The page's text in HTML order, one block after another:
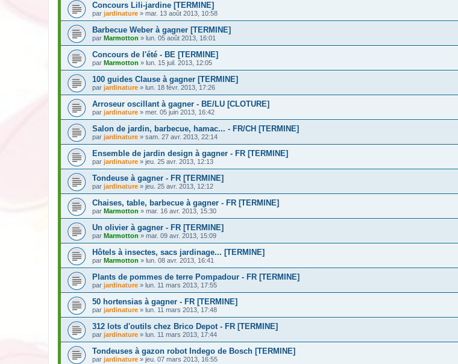
Concours Lili-jardine [TERMINE]
par jardinature » mar. 13 août 2013, 10:58
Barbecue Weber à gagner [TERMINE]
par Marmotton » lun. 05 août 2013, 16:01
Concours de l'été - BE [TERMINE]
par Marmotton » lun. 15 juil. 2013, 12:05
100 guides Clause à gagner [TERMINE]
par jardinature » lun. 18 févr. 2013, 17:26
Arroseur oscillant à gagner - BE/LU [CLOTURE]
par jardinature » mer. 05 juin 2013, 16:42
Salon de jardin, barbecue, hamac... - FR/CH [TERMINE]
par jardinature » sam. 27 avr. 2013, 22:14
Ensemble de jardin design à gagner - FR [TERMINE]
par jardinature » jeu. 25 avr. 2013, 12:13
Tondeuse à gagner - FR [TERMINE]
par jardinature » jeu. 25 avr. 2013, 12:12
Chaises, table, barbecue à gagner - FR [TERMINE]
par Marmotton » mar. 16 avr. 2013, 15:30
Un olivier à gagner - FR [TERMINE]
par Marmotton » mar. 09 avr. 2013, 15:09
Hôtels à insectes, sacs jardinage... [TERMINE]
par Marmotton » lun. 08 avr. 2013, 16:41
Plants de pommes de terre Pompadour - FR [TERMINE]
par jardinature » lun. 11 mars 2013, 17:55
50 hortensias à gagner - FR [TERMINE]
par jardinature » lun. 11 mars 2013, 17:48
312 lots d'outils chez Brico Depot - FR [TERMINE]
par jardinature » lun. 11 mars 2013, 17:44
Tondeuses à gazon robot Indego de Bosch [TERMINE]
par jardinature » jeu. 07 mars 2013, 16:55